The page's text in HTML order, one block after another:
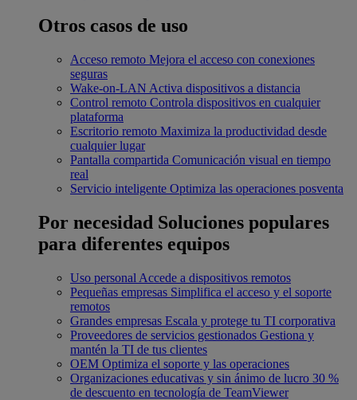
Otros casos de uso
Acceso remoto Mejora el acceso con conexiones
seguras
Wake-on-LAN Activa dispositivos a distancia
Control remoto Controla dispositivos en cualquier
plataforma
Escritorio remoto Maximiza la productividad desde
cualquier lugar
Pantalla compartida Comunicación visual en tiempo
real
Servicio inteligente Optimiza las operaciones posventa
Por necesidad Soluciones populares
para diferentes equipos
Uso personal Accede a dispositivos remotos
Pequeñas empresas Simplifica el acceso y el soporte
remotos
Grandes empresas Escala y protege tu TI corporativa
Proveedores de servicios gestionados Gestiona y
mantén la TI de tus clientes
OEM Optimiza el soporte y las operaciones
Organizaciones educativas y sin ánimo de lucro 30 %
de descuento en tecnología de TeamViewer